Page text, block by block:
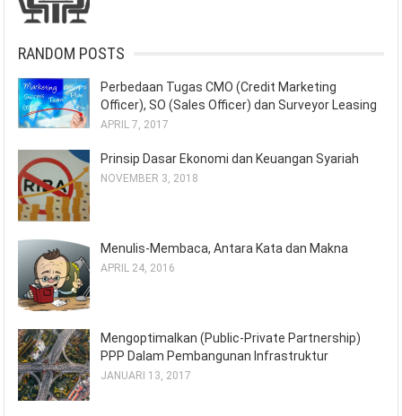
RANDOM POSTS
Perbedaan Tugas CMO (Credit Marketing
Officer), SO (Sales Officer) dan Surveyor Leasing
APRIL 7, 2017
Prinsip Dasar Ekonomi dan Keuangan Syariah
NOVEMBER 3, 2018
Menulis-Membaca, Antara Kata dan Makna
APRIL 24, 2016
Mengoptimalkan (Public-Private Partnership)
PPP Dalam Pembangunan Infrastruktur
JANUARI 13, 2017